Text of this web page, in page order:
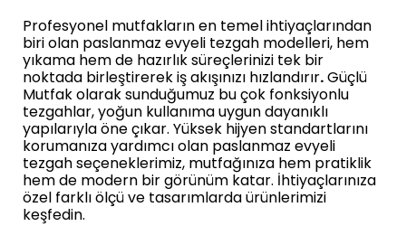
Profesyonel mutfakların en temel ihtiyaçlarından
biri olan paslanmaz evyeli tezgah modelleri, hem
yıkama hem de hazırlık süreçlerinizi tek bir
noktada birleştirerek iş akışınızı hızlandırır.Güçlü
Mutfak olarak sunduğumuz bu çok fonksiyonlu
tezgahlar, yoğun kullanıma uygun dayanıklı
yapılarıyla öne çıkar. Yüksek hijyen standartlarını
korumanıza yardımcı olan paslanmaz evyeli
tezgah seçeneklerimiz, mutfağınıza hem pratiklik
hem de modern bir görünüm katar. İhtiyaçlarınıza
özel farklı ölçü ve tasarımlarda ürünlerimizi
keşfedin.